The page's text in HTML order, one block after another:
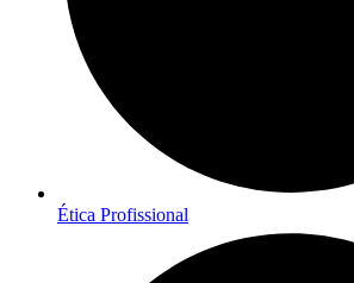
Ética Profissional